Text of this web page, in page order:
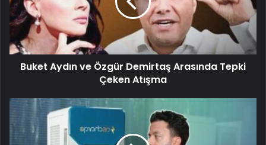
Buket Aydın ve Özgür Demirtaş Arasında Tepki
Çeken Atışma